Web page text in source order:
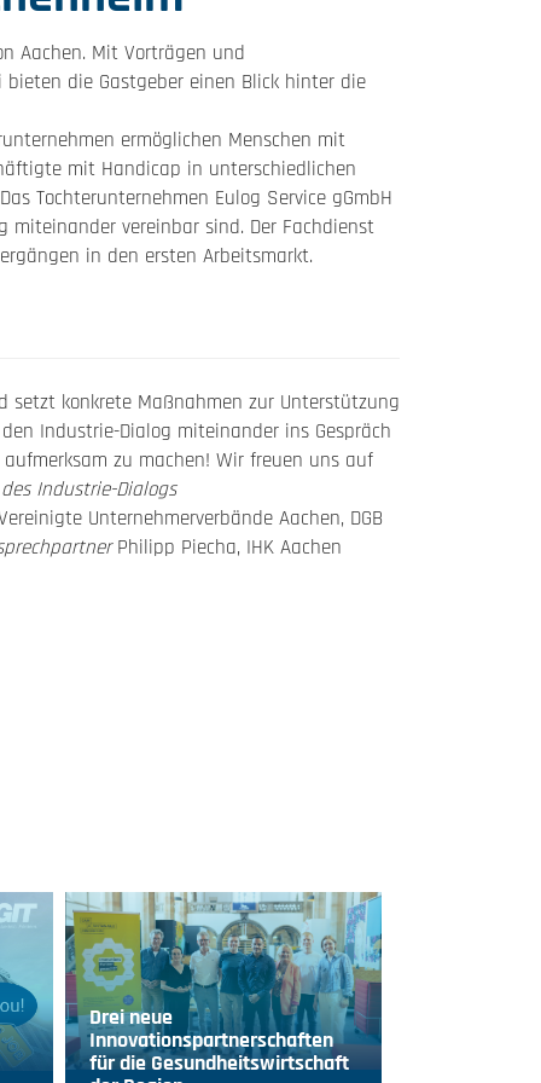
Aachen. Mit Vorträgen und
bieten die Gastgeber einen Blick hinter die
ermöglichen Menschen mit
mit Handicap in unterschiedlichen
Tochterunternehmen Eulog Service gGmbH
vereinbar sind. Der Fachdienst
in den ersten Arbeitsmarkt.
konkrete Maßnahmen zur Unterstützung
Industrie-Dialog miteinander ins Gespräch
zu machen! Wir freuen uns auf
Industrie-Dialogs
Unternehmerverbände Aachen, DGB
Philipp Piecha, IHK Aachen
Drei neue
Innovationspartnerschaften
für die Gesundheitswirtschaft